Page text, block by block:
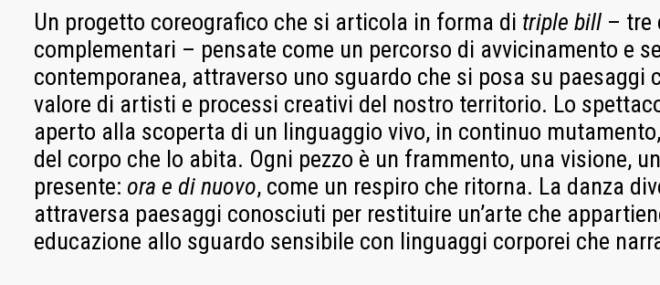
Un progetto coreografico che si articola in forma di triple bill– tre
complementari – pensate come un percorso di avvicinamento e
contemporanea, attraverso uno sguardo che si posa su
valore di artisti e processi creativi del nostro territorio. Lo
aperto alla scoperta di un linguaggio vivo, in continuo
del corpo che lo abita. Ogni pezzo è un frammento, una visione,
presente: ora e di nuovo, come un respiro che ritorna. La danza
attraversa paesaggi conosciuti per restituire un’arte che
educazione allo sguardo sensibile con linguaggi corporei che